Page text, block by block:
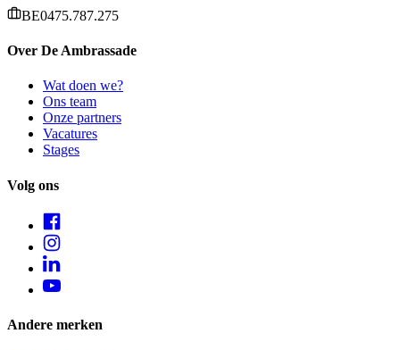
BE0475.787.275
Over De Ambrassade
Wat doen we?
Ons team
Onze partners
Vacatures
Stages
Volg ons
Andere merken